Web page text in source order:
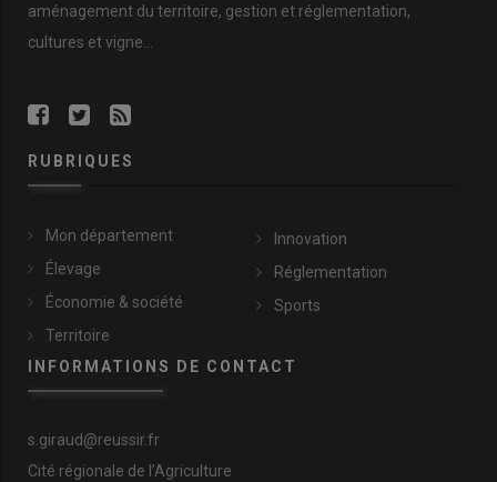
aménagement du territoire, gestion et réglementation,
cultures et vigne...
RUBRIQUES
Mon département
Élevage
Économie & société
Territoire
Innovation
Réglementation
Sports
INFORMATIONS DE CONTACT
s.giraud@reussir.fr
Cité régionale de l’Agriculture